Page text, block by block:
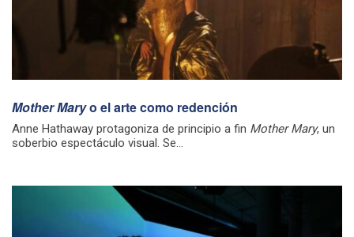
Mother Maryo el arte como redención
Anne Hathaway protagoniza de principio a fin Mother Mary, un
soberbio espectáculo visual. Se...